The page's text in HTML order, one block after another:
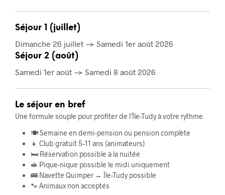
Séjour 1 (juillet)
Dimanche 26 juillet → Samedi 1er août 2026
Séjour 2 (août)
Samedi 1er août → Samedi 8 août 2026
Le séjour en bref
Une formule souple pour profiter de l’Île-Tudy à votre rythme.
🍽️ Semaine en demi-pension ou pension complète
👧 Club gratuit 5–11 ans (animateurs)
🛏️ Réservation possible à la nuitée
🥪 Pique-nique possible le midi uniquement
🚌 Navette Quimper ↔ Île-Tudy possible
🐾 Animaux non acceptés